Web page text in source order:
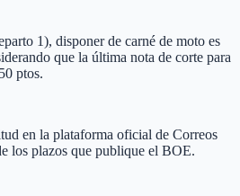
1), disponer de carné de moto es
que la última nota de corte para
ptos.
en la plataforma oficial de Correos
los plazos que publique el BOE.